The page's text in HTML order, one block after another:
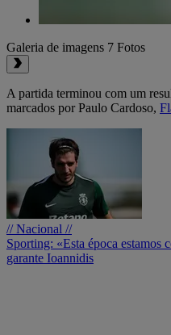
Galeria de imagens 7 Fotos
A partida terminou com um
marcados por Paulo Cardoso,
// Nacional //
Sporting: «Esta época estamos
garante Ioannidis